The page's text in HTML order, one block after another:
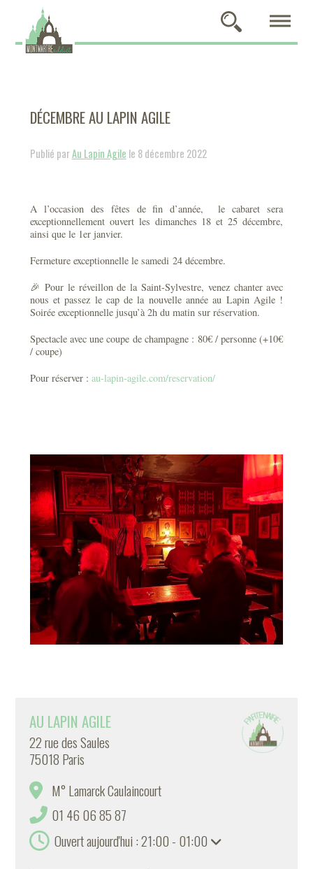
DÉCEMBRE AU LAPIN AGILE
Publié parAu Lapin Agile le 8 décembre 2022
A l’occasion des fêtes de fin d’année, le cabaret sera
exceptionnellement ouvert les dimanches 18 et 25 décembre,
ainsi que le 1er janvier.
Fermeture exceptionnelle le samedi 24 décembre.
🎉 Pour le réveillon de la Saint-Sylvestre, venez chanter avec
nous et passez le cap de la nouvelle année au Lapin Agile !
Soirée exceptionnelle jusqu’à 2h du matin sur réservation.
Spectacle avec une coupe de champagne : 80€ / personne (+10€
/ coupe)
Pour réserver : au-lapin-agile.com/reservation/
AU LAPIN AGILE
22 rue des Saules
75018 Paris
M° Lamarck Caulaincourt
01 46 06 85 87
Ouvert aujourd'hui : 21:00 - 01:00